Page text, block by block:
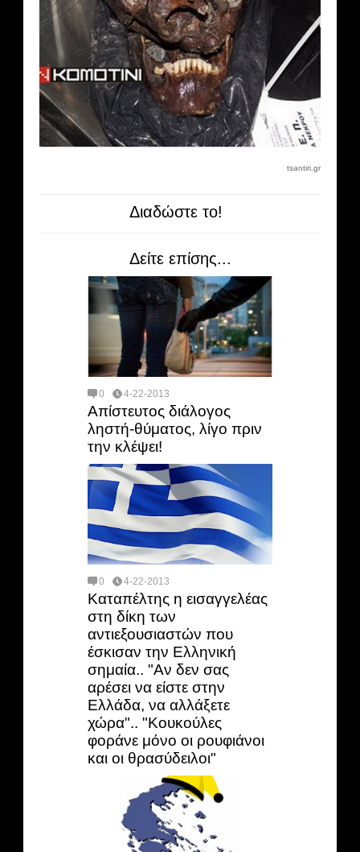
tsantiri.gr
Διαδώστε το!
Δείτε επίσης...
0 4-22-2013
Απίστευτος διάλογος
ληστή-θύματος, λίγο πριν
την κλέψει!
0 4-22-2013
Καταπέλτης η εισαγγελέας
στη δίκη των
αντιεξουσιαστών που
έσκισαν την Ελληνική
σημαία.. "Αν δεν σας
αρέσει να είστε στην
Ελλάδα, να αλλάξετε
χώρα".. "Κουκούλες
φοράνε μόνο οι ρουφιάνοι
και οι θρασύδειλοι"